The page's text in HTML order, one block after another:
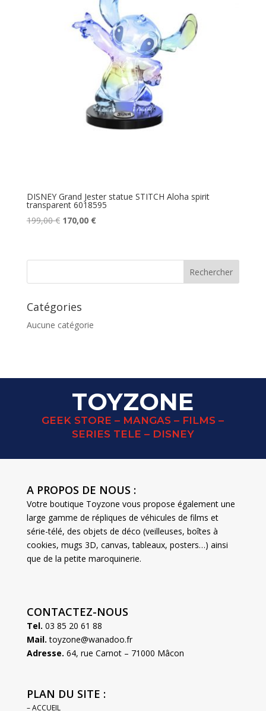
DISNEY Grand Jester statue STITCH Aloha spirit
transparent 6018595
199,00€ Le
était :
170,00 €Le
est :
Catégories
Aucune catégorie
TOYZONE
GEEK STORE – MANGAS – FILMS –
SERIES TELE – DISNEY
A PROPOS DE NOUS :
Votre boutique Toyzone vous propose également une
large gamme de répliques de véhicules de films et
série-télé, des objets de déco (veilleuses, boîtes à
cookies, mugs 3D, canvas, tableaux, posters…) ainsi
que de la petite maroquinerie.
CONTACTEZ-NOUS
Tel. 03 85 20 61 88
Mail. toyzone@wanadoo.fr
Adresse. 64, rue Carnot – 71000 Mâcon
PLAN DU SITE :
– ACCUEIL